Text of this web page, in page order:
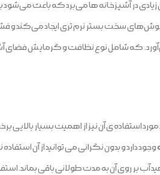
در آشپزخانه ها می‌برد که باعث می‌شود به
بستر نرم تری ایجاد می‌کند و فشار
که شامل نوع نظافت و گرمایش فضای
استفاده ی آن نیز از اهمیت بسیار بالایی
وجود دارد و بدون نگرانی می توانید از آن
آب بر روی آن به مدت طولانی باقی بماند.